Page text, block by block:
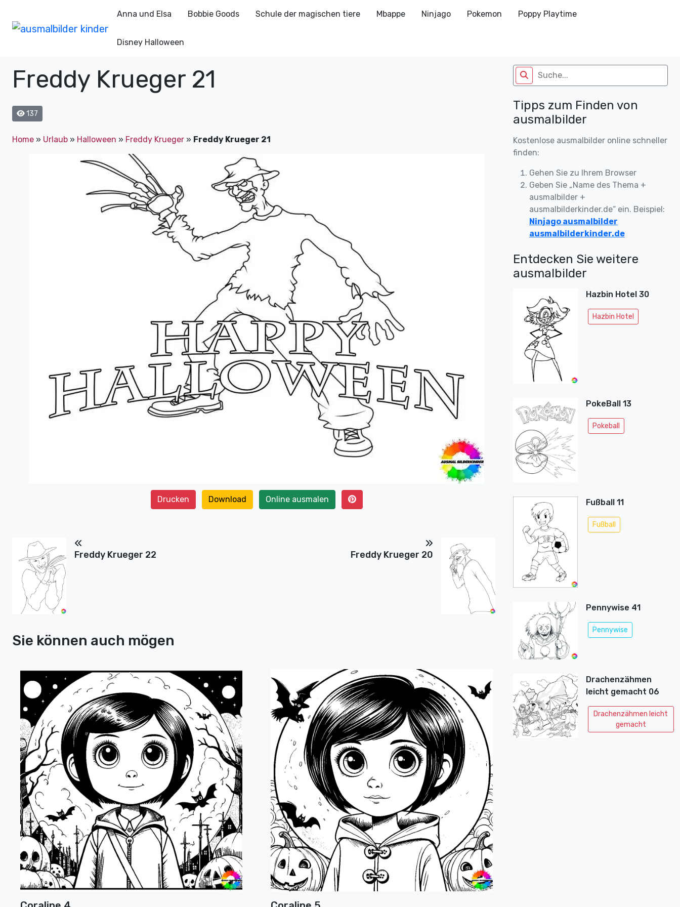
Anna und Elsa Bobbie Goods Schule der magischen tiere Mbappe Ninjago Pokemon Poppy Playtime
Disney Halloween
Freddy Krueger 21
137
Home » Urlaub » Halloween » Freddy Krueger » Freddy Krueger 21
Drucken Download Online ausmalen
Freddy Krueger 22 Freddy Krueger 20
Sie können auch mögen
Tipps zum Finden von
ausmalbilder
Kostenlose ausmalbilder online schneller
finden:
Gehen Sie zu Ihrem Browser
Geben Sie „Name des Thema +
ausmalbilder +
ausmalbilderkinder.de“ ein. Beispiel:
Ninjago ausmalbilder
ausmalbilderkinder.de
Entdecken Sie weitere
ausmalbilder
Hazbin Hotel 30
Hazbin Hotel
PokeBall 13
Pokeball
Fußball 11
Fußball
Pennywise 41
Pennywise
Drachenzähmen
leicht gemacht 06
Drachenzähmen leicht
gemacht